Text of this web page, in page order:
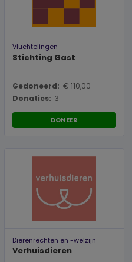
Vluchtelingen
Stichting Gast
Gedoneerd: € 110,00
Donaties: 3
DONEER
Dierenrechten en -welzijn
Verhuisdieren